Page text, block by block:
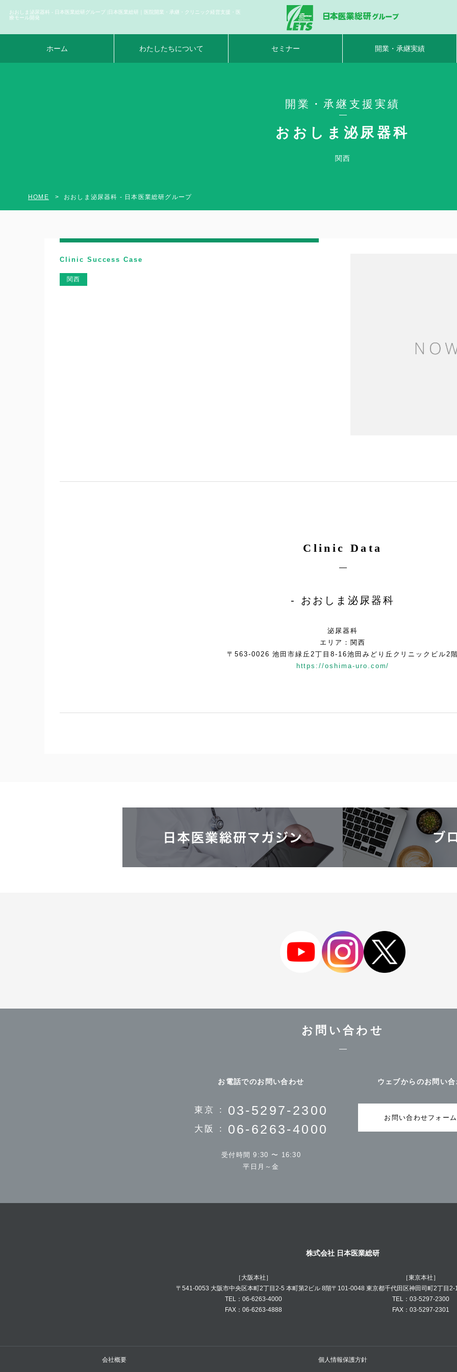
おおしま泌尿器科 - 日本医業総研グループ |日本医業総研｜医院開業・承継・クリニック経営支援・医
療モール開発
ホーム わたしたちについて セミナー 開業・承継実績
開業・承継支援実績
おおしま泌尿器科
関西
HOME おおしま泌尿器科 - 日本医業総研グループ
Clinic Success Case
関西
Clinic Data
おおしま泌尿器科
泌尿器科
エリア：関西
〒563-0026 池田市緑丘2丁目8-16池田みどり丘クリニックビル2
https://oshima-uro.com/
お問い合わせ
お電話でのお問い合わせ
東京 : 03-5297-2300
大阪 : 06-6263-4000
受付時間 9:30 〜 16:30
平日月～金
ウェブからのお問い
お問い合わせフォー
株式会社 日本医業総研
［大阪本社］
〒541-0053 大阪市中央区本町2丁目2-5 本町第2ビル 8階
TEL：06-6263-4000
FAX：06-6263-4888
［東京本社］
〒101-0048 東京都千代田区神田司町2丁目2-
TEL：03-5297-2300
FAX：03-5297-2301
会社概要 個人情報保護方針